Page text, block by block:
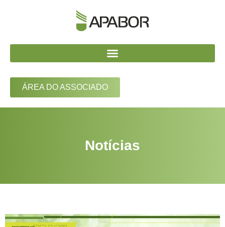
ÁREA DO ASSOCIADO
Notícias